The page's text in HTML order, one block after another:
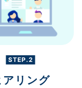
STEP.2
アリング